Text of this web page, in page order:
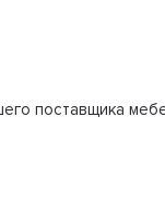
поставщика